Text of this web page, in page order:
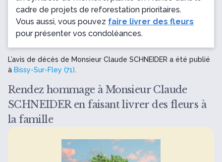
cadre de projets de reforestation prioritaires.
Vous aussi, vous pouvez faire livrer des fleurs
pour présenter vos condoléances.
L’avis de décès de Monsieur Claude SCHNEIDER a été publié
à Bissy-Sur-Fley (71).
Rendez hommage à Monsieur Claude
SCHNEIDER en faisant livrer des fleurs à
la famille